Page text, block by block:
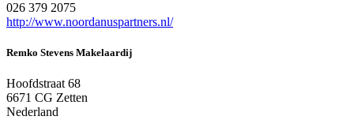
026 379 2075
http://www.noordanuspartners.nl/
Remko Stevens Makelaardij
Hoofdstraat 68
6671 CG Zetten
Nederland